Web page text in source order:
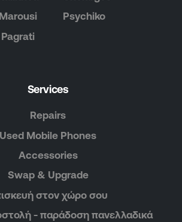
Marousi
Pagrati
Psychiko
Services
Repairs
Used Mobile Phones
Accessories
Swap & Upgrade
στον χώρο σου
- παράδοση πανελλαδικά